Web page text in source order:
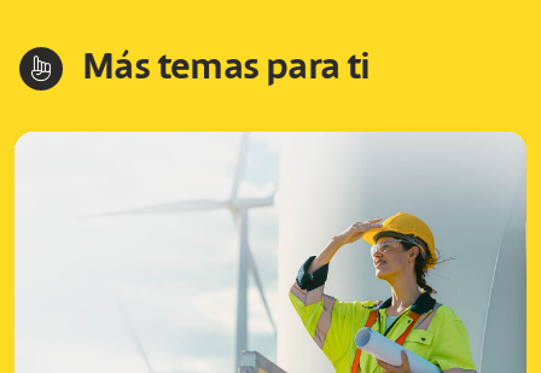
hand-index Más temas para ti